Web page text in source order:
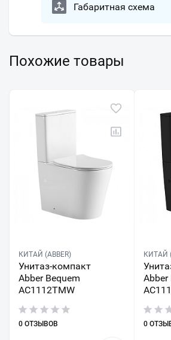
Габаритная схема
Похожие товары
КИТАЙ (ABBER)
Унитаз-компакт
Abber Bequem
AC1112TMW
0 ОТЗЫВОВ
КИТАЙ
Abber
0